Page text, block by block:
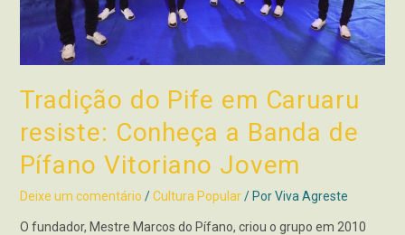
Tradição do Pife em Caruaru
resiste: Conheça a Banda de
Pífano Vitoriano Jovem
Deixe um comentário /Cultura Popular/ PorViva Agreste
O fundador, Mestre Marcos do Pífano, criou o grupo em 2010